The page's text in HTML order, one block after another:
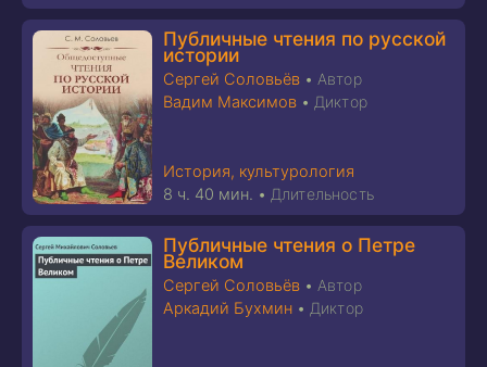
Публичные чтения по русской
истории
Сергей Соловьёв • Автор
Вадим Максимов • Диктор
История, культурология
8 ч. 40 мин. • Длительность
Публичные чтения о Петре
Великом
Сергей Соловьёв • Автор
Аркадий Бухмин • Диктор